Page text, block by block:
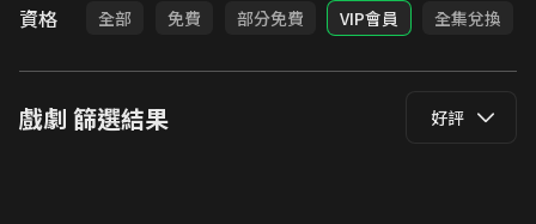
資格 全部 免費 部分免費 VIP會員 全集兌換
戲劇 篩選結果 好評